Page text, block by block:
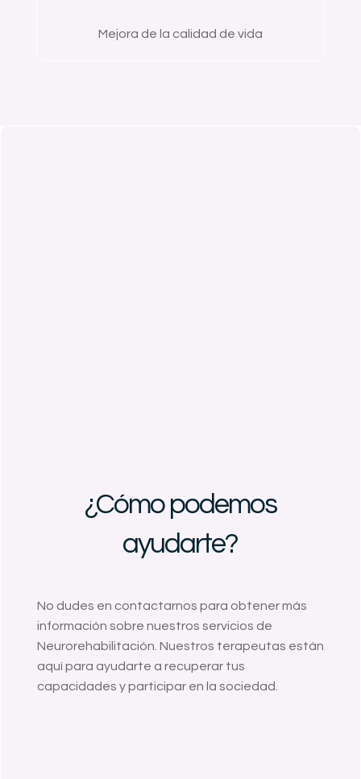
Mejora de la calidad de vida
¿Cómo podemos
ayudarte?
No dudes en contactarnos para obtener más
información sobre nuestros servicios de
Neurorehabilitación. Nuestros terapeutas están
aquí para ayudarte a recuperar tus
capacidades y participar en la sociedad.